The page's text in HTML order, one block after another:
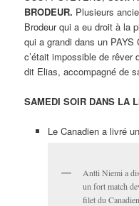
BRODEUR. Plusieurs
Brodeur qui a eu droit à la
qui a grandi dans un PAYS
c’était impossible de rêver
dit Elias, accompagné de
SAMEDI SOIR DANS LA
Le Canadien a livré
Antti Niemi a
un fort match
filet du